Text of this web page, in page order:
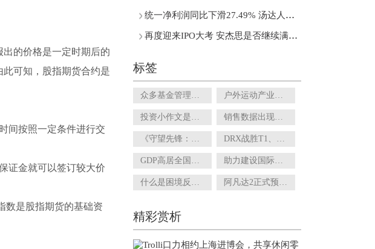
的价格是一定时期后的
可知，股指期货合约是
间按照一定条件进行交
证金就可以签订较大价
数是股指期货的基础资
统一净利润同比下滑27.49% 汤达人推出6元米线有用吗？
再度迎来IPO大考 安杰思是否继续满足科创属性相关指标？
标签
众多基金管理人争相发行 震荡市下短债基金受追捧 户外运动产业发展规划来了！拟推公建民营模式提高建设运营效率
投资小作文是口毒鸡汤 作者大多存在灰色利益 销售数据出现负增长 设计本土化的阿迪达斯还能翻身吗？
《守望先锋：归来》接档回归满月 玩家对未来版本期待走低 DRX战胜T1、王嘉尔《急火》搜索热度高……电竞产业商业化程度如何？
GDP高居全国第十二位 无缘特大城市的宁波开始“抢人” 助力建设国际文物艺术品交易中心 文博会潘家园分会场11月4日启幕
什么是困境反转策略？“逆向投资”派成功实现对净值回撤的控制 阿凡达2正式预告信息量阅读量已超500万次 还是原来那个味吗？
精彩赏析